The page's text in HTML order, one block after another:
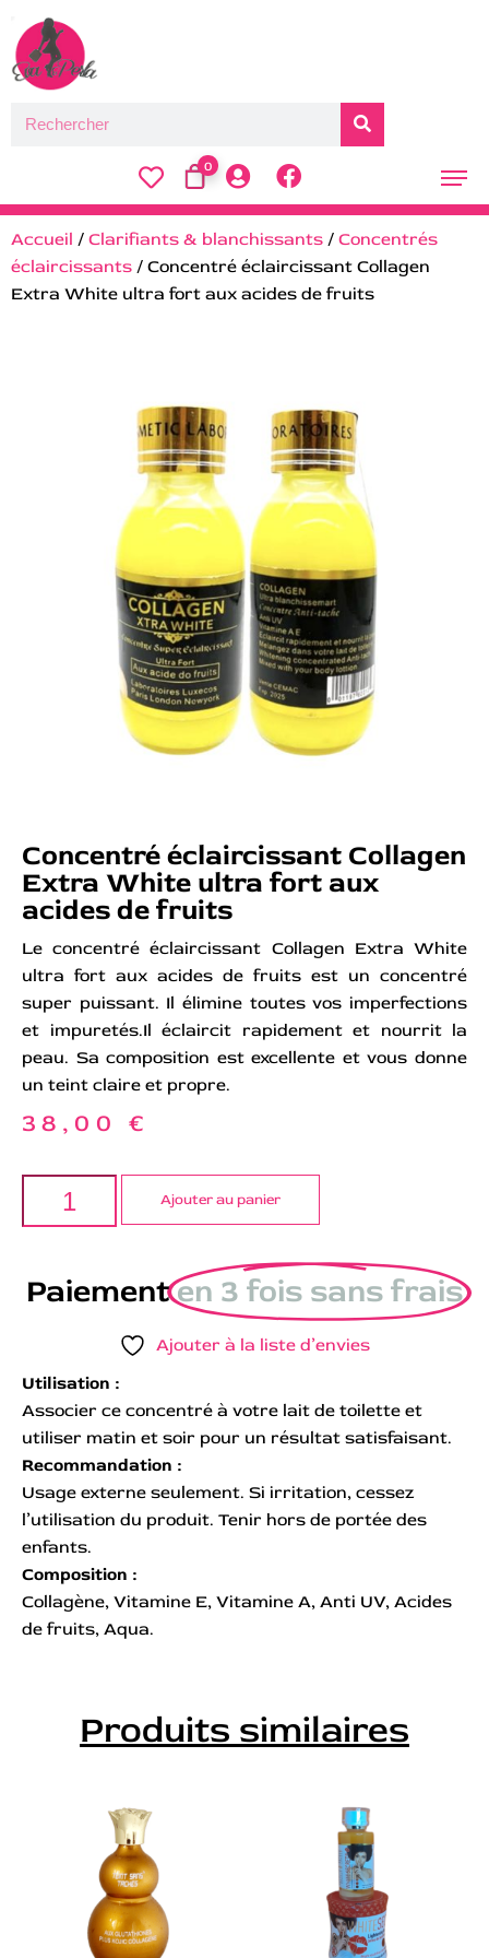
0
Accueil / Clarifiants & blanchissants / Concentrés
éclaircissants / Concentré éclaircissant Collagen
Extra White ultra fort aux acides de fruits
Concentré éclaircissant Collagen
Extra White ultra fort aux
acides de fruits
Le concentré éclaircissant Collagen Extra White
ultra fort aux acides de fruits est un concentré
super puissant. Il élimine toutes vos imperfections
et impuretés.Il éclaircit rapidement et nourrit la
peau. Sa composition est excellente et vous donne
un teint claire et propre.
38,00 €
Ajouter au panier
Paiementen 3 fois sans frais
Ajouter à la liste d’envies
Utilisation :
Associer ce concentré à votre lait de toilette et
utiliser matin et soir pour un résultat satisfaisant.
Recommandation :
Usage externe seulement. Si irritation, cessez
l’utilisation du produit. Tenir hors de portée des
enfants.
Composition :
Collagène, Vitamine E, Vitamine A, Anti UV, Acides
de fruits, Aqua.
Produits similaires